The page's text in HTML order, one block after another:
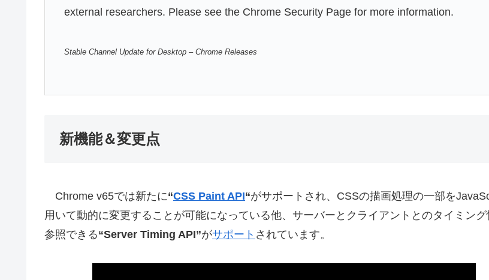
external researchers. Please see the Chrome Security Page for more information.
Stable Channel Update for Desktop – Chrome Releases
新機能＆変更点
Chrome v65では新たに“CSS Paint API“がサポートされ、CSSの描画処理の一部を
用いて動的に変更することが可能になっている他、サーバーとクライアントとのタイミング
参照できる“Server Timing API”がサポート されています。